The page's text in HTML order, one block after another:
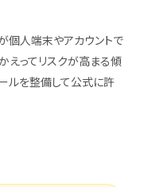
個人端末やアカウントで
えってリスクが高まる傾
ルを整備して公式に許